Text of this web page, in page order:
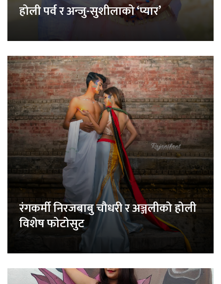
होली पर्व र अन्जु-सुशीलाको ‘प्यार’
रंगकर्मी निरजबाबु चौधरी र अञ्जलीको होली
विशेष फोटोसुट